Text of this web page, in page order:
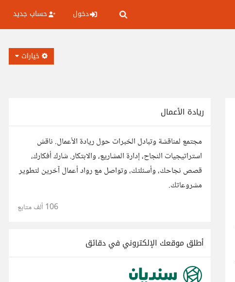
دخول حساب جديد
خيارات
ريادة الأعمال
مجتمع لمناقشة وتبادل الخبرات حول ريادة الأعمال. ناقش
استراتيجيات النجاح، إدارة المشاريع، والابتكار. شارك أفكارك،
قصص نجاحك، وأسئلتك، وتواصل مع رواد أعمال آخرين لتطوير
مشروعاتك.
106 ألف متابع
أطلق موقعك الإلكتروني في دقائق